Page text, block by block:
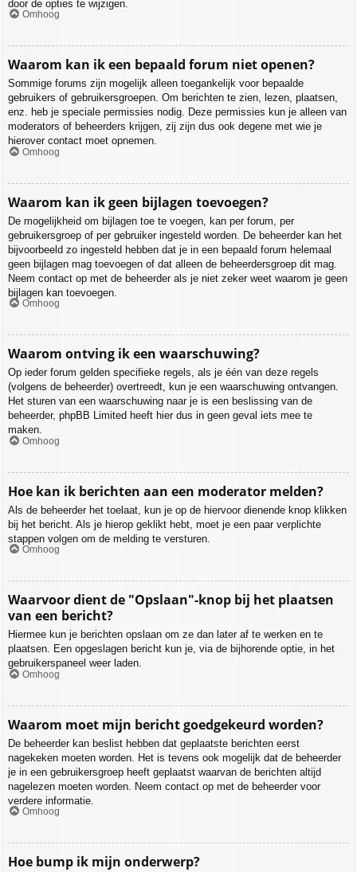
door de opties te wijzigen.
Omhoog
Waarom kan ik een bepaald forum niet openen?
Sommige forums zijn mogelijk alleen toegankelijk voor bepaalde
gebruikers of gebruikersgroepen. Om berichten te zien, lezen, plaatsen,
enz. heb je speciale permissies nodig. Deze permissies kun je alleen van
moderators of beheerders krijgen, zij zijn dus ook degene met wie je
hierover contact moet opnemen.
Omhoog
Waarom kan ik geen bijlagen toevoegen?
De mogelijkheid om bijlagen toe te voegen, kan per forum, per
gebruikersgroep of per gebruiker ingesteld worden. De beheerder kan het
bijvoorbeeld zo ingesteld hebben dat je in een bepaald forum helemaal
geen bijlagen mag toevoegen of dat alleen de beheerdersgroep dit mag.
Neem contact op met de beheerder als je niet zeker weet waarom je geen
bijlagen kan toevoegen.
Omhoog
Waarom ontving ik een waarschuwing?
Op ieder forum gelden specifieke regels, als je één van deze regels
(volgens de beheerder) overtreedt, kun je een waarschuwing ontvangen.
Het sturen van een waarschuwing naar je is een beslissing van de
beheerder, phpBB Limited heeft hier dus in geen geval iets mee te
maken.
Omhoog
Hoe kan ik berichten aan een moderator melden?
Als de beheerder het toelaat, kun je op de hiervoor dienende knop klikken
bij het bericht. Als je hierop geklikt hebt, moet je een paar verplichte
stappen volgen om de melding te versturen.
Omhoog
Waarvoor dient de "Opslaan"-knop bij het plaatsen
van een bericht?
Hiermee kun je berichten opslaan om ze dan later af te werken en te
plaatsen. Een opgeslagen bericht kun je, via de bijhorende optie, in het
gebruikerspaneel weer laden.
Omhoog
Waarom moet mijn bericht goedgekeurd worden?
De beheerder kan beslist hebben dat geplaatste berichten eerst
nagekeken moeten worden. Het is tevens ook mogelijk dat de beheerder
je in een gebruikersgroep heeft geplaatst waarvan de berichten altijd
nagelezen moeten worden. Neem contact op met de beheerder voor
verdere informatie.
Omhoog
Hoe bump ik mijn onderwerp?